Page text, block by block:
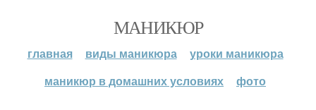
МАНИКЮР
главная виды маникюра
уроки маникюра
маникюр в домашних условиях
фото